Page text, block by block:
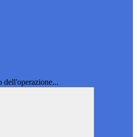
dell'operazione...